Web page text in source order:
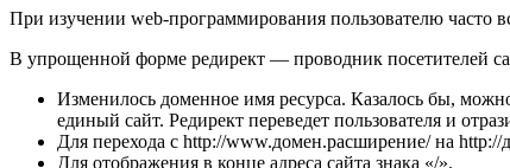
При изучении web-программирования пользователю часто
В упрощенной форме редирект — проводник посетителей
Изменилось доменное имя ресурса. Казалось бы,
единый сайт. Редирект переведет пользователя и
Для перехода с http://www.домен.расширение/ на
Для отображения в конце адреса сайта знака «/».